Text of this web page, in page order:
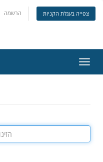
הרשמה צפייה בעגלת הקניות
ניווט